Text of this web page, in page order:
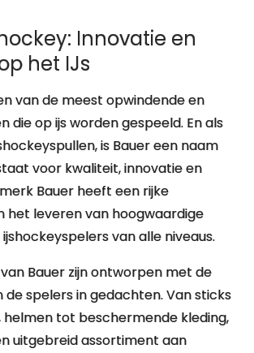
Innovatie en
het IJs
van de meest opwindende en
die op ijs worden gespeeld. En als
is Bauer een naam
voor kwaliteit, innovatie en
Bauer heeft een rijke
het leveren van hoogwaardige
van alle niveaus.
Bauer zijn ontworpen met de
spelers in gedachten. Van sticks
tot beschermende kleding,
uitgebreid assortiment aan